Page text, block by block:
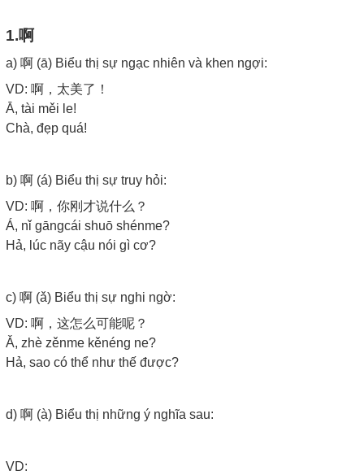
1.啊
a) 啊 (ā) Biểu thị sự ngạc nhiên và khen ngợi:
VD: 啊，太美了！
Ā, tài měi le!
Chà, đẹp quá!
b) 啊 (á) Biểu thị sự truy hỏi:
VD: 啊，你刚才说什么？
Á, nǐ gāngcái shuō shénme?
Hả, lúc nãy cậu nói gì cơ?
c) 啊 (ǎ) Biểu thị sự nghi ngờ:
VD: 啊，这怎么可能呢？
Ǎ, zhè zěnme kěnéng ne?
Hả, sao có thể như thế được?
d) 啊 (à) Biểu thị những ý nghĩa sau:
VD: